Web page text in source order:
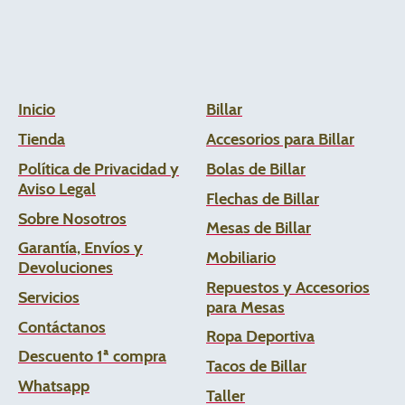
Inicio
Tienda
Política de Privacidad y
Aviso Legal
Sobre Nosotros
Garantía, Envíos y
Devoluciones
Servicios
Contáctanos
Descuento 1ª compra
Whatsapp
Billar
Accesorios para Billar
Bolas de Billar
Flechas de Billar
Mesas de Billar
Mobiliario
Repuestos y Accesorios
para Mesas
Ropa Deportiva
Tacos de Billar
Taller